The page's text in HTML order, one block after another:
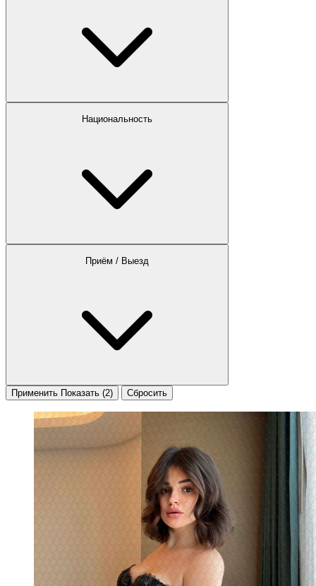
Национальность
Приём / Выезд
Применить Показать (2) Сбросить